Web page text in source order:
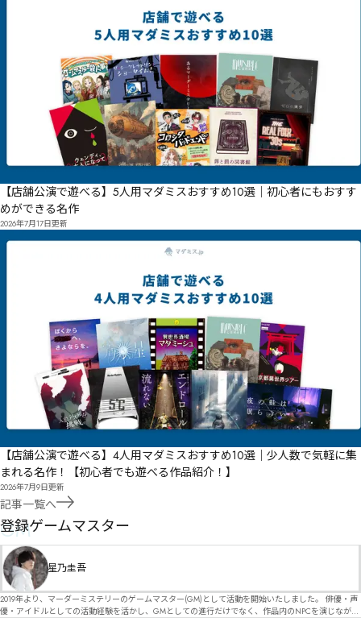
【店舗公演で遊べる】5人用マダミスおすすめ10選｜初心者にもおすす
めができる名作
2026年7月17日更新
【店舗公演で遊べる】4人用マダミスおすすめ10選｜少人数で気軽に集
まれる名作！【初心者でも遊べる作品紹介！】
2026年7月9日更新
記事一覧へ
GM
登録ゲームマスター
星乃圭吾
2019年より、マーダーミステリーのゲームマスター(GM)として活動を開始いたしました。 俳優・声
優・アイドルとしての活動経験を活かし、GMとしての進行だけでなく、作品内のNPCを演じなが